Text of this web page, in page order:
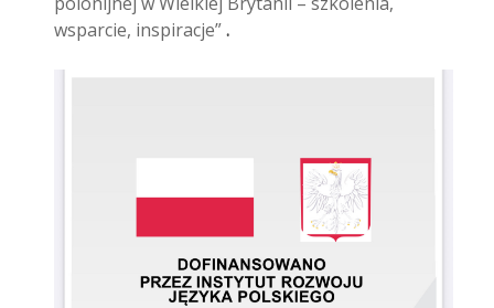
wsparcie, inspiracje”.